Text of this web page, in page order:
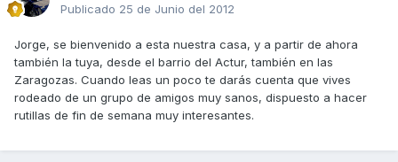
Publicado 25 de Junio del 2012
Jorge, se bienvenido a esta nuestra casa, y a partir de ahora
también la tuya, desde el barrio del Actur, también en las
Zaragozas. Cuando leas un poco te darás cuenta que vives
rodeado de un grupo de amigos muy sanos, dispuesto a hacer
rutillas de fin de semana muy interesantes.